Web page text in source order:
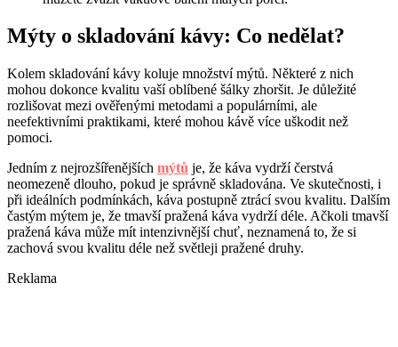
Mýty o skladování kávy: Co nedělat?
Kolem skladování kávy koluje množství mýtů. Některé z nich
mohou dokonce kvalitu vaší oblíbené šálky zhoršit. Je důležité
rozlišovat mezi ověřenými metodami a populárními, ale
neefektivními praktikami, které mohou kávě více uškodit než
pomoci.
Jedním z nejrozšířenějších mýtů je, že káva vydrží čerstvá
neomezeně dlouho, pokud je správně skladována. Ve skutečnosti, i
při ideálních podmínkách, káva postupně ztrácí svou kvalitu. Dalším
častým mýtem je, že tmavší pražená káva vydrží déle. Ačkoli tmavší
pražená káva může mít intenzivnější chuť, neznamená to, že si
zachová svou kvalitu déle než světleji pražené druhy.
Reklama